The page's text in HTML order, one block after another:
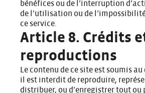
bénéfices ou de l’interruption
de l’utilisation ou de
ce service.
Article 8. Crédits
reproductions
Le contenu de ce site est soumis
il est interdit de reproduire,
distribuer, ou d’enregistrer tout ou